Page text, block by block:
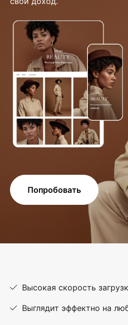
Попробовать
Высокая скорость
Выглядит эффектно на